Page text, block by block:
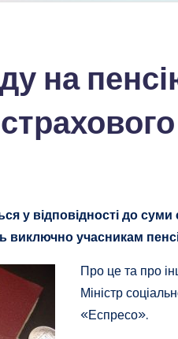
на
у відповідності до
виключно учасникам
Про це та про
Міністр
«Еспресо».